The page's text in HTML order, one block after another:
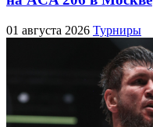
01 августа 2026 Турниры